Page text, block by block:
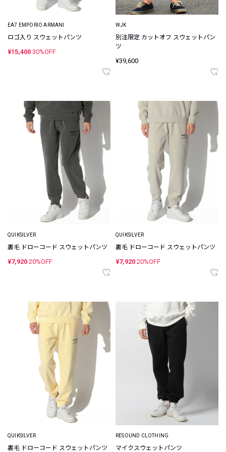
EA7 EMPORIO ARMANI
ロゴ入り スウェットパンツ
¥15,400 30%OFF
WJK
別注限定 カットオフ スウェットパン
ツ
¥39,600
QUIKSILVER
裏毛 ドローコード スウェットパンツ
¥7,920 20%OFF
QUIKSILVER
裏毛 ドローコード スウェットパンツ
¥7,920 20%OFF
QUIKSILVER
裏毛 ドローコード スウェットパンツ
RESOUND CLOTHING
マイクスウェットパンツ